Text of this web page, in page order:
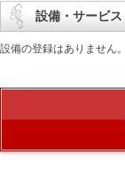
設備・サービス
設備の登録はありません。